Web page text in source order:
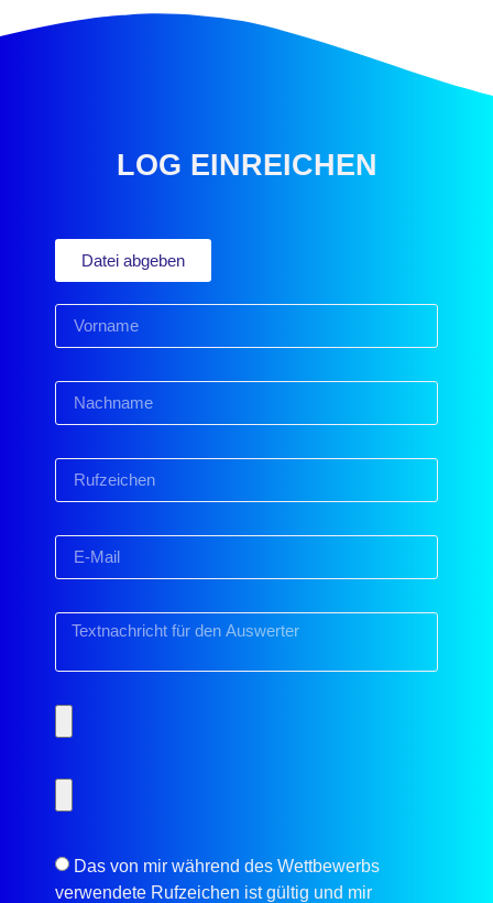
LOG EINREICHEN
Datei abgeben
Das von mir während des Wettbewerbs
verwendete Rufzeichen ist gültig und mir